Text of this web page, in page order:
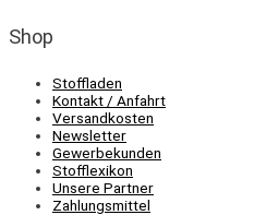
Shop
Stoffladen
Kontakt / Anfahrt
Versandkosten
Newsletter
Gewerbekunden
Stofflexikon
Unsere Partner
Zahlungsmittel